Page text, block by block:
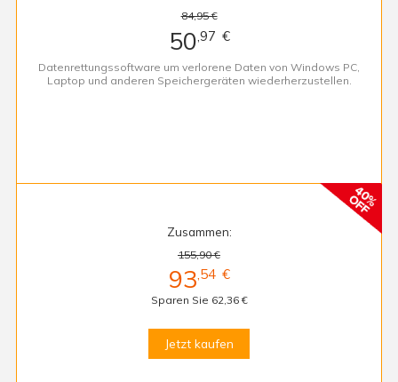
84,95 €
50 ,97 €
Datenrettungssoftware um verlorene Daten von Windows PC,
Laptop und anderen Speichergeräten wiederherzustellen.
Zusammen:
155,90 €
93,54 €
Sparen Sie 62,36 €
Jetzt kaufen